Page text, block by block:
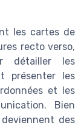
les cartes de
recto verso,
détailler les
présenter les
et les
Bien
des